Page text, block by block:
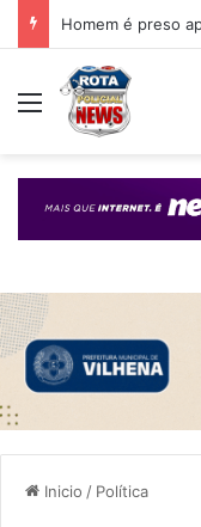
Menu
Inicio / Política